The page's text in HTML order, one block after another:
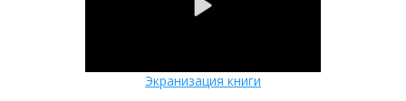
Экранизация книги